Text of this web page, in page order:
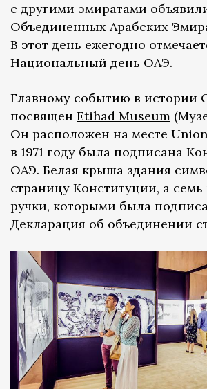
с другими эмиратами
Объединенных Арабских
В этот день ежегодно
Национальный день ОАЭ.
Главному событию в истории
посвящен Etihad Museum
Он расположен на месте
в 1971 году была подписана
ОАЭ. Белая крыша здания
страницу Конституции, а
ручки, которыми была
Декларация об объединении